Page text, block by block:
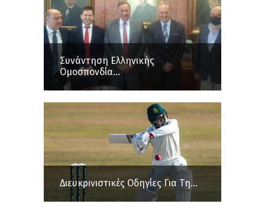
Συνάντηση Ελληνικής
Ομοσπονδία...
Διευκρινιστικές Οδηγίες Για Τη...